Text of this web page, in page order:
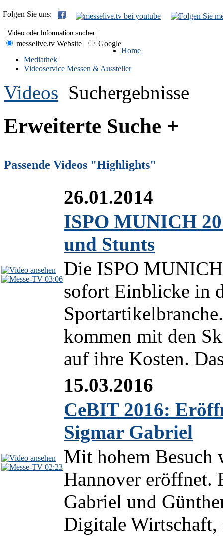
Folgen Sie uns:
messelive.tv Website
Google
Home
Mediathek
Videoservice Messen & Aussteller
Videos Suchergebnisse
Erweiterte Suche +
Passende Videos "Highlights"
03:06
26.01.2014
ISPO MUNICH
und Stunts
Die ISPO
sofort Einblicke in
kommen mit den
auf ihre Kosten.
02:23
15.03.2016
CeBIT 2016:
Sigmar Gabriel
Mit hohem Besuch
Hannover eröffnet.
Gabriel und
Digitale Wirtschaft,